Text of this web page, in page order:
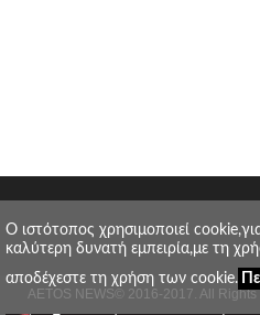
AETOS NEWS © 2016-2017. All
O ιστότοπος χρησιμοποιεί
καλύτερη δυνατή εμπειρία,με τη
αποδέχεστε τη χρήση των cookie.